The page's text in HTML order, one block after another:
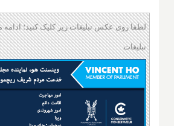
لطفا روی عکس تبلیغات زیر کلیک کنید؛
تبلیغات